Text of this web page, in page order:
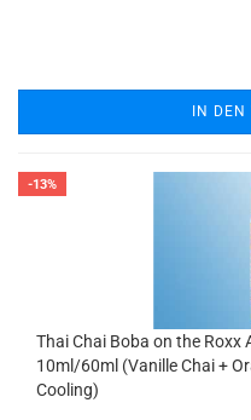
IN
-13%
Thai Chai Boba on the Roxx
10ml/60ml (Vanille Chai +
Cooling)